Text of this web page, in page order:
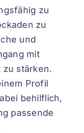
zu
zu
und
mit
zu stärken.
Profil
behilflich,
passende